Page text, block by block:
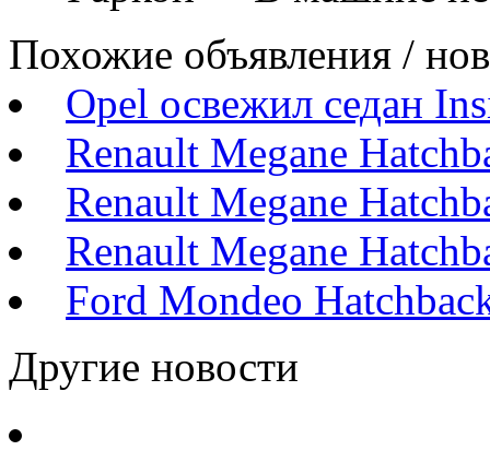
Похожие объявления /
Opel освежил седан
Renault Megane
Renault Megane
Renault Megane
Ford Mondeo
Другие новости